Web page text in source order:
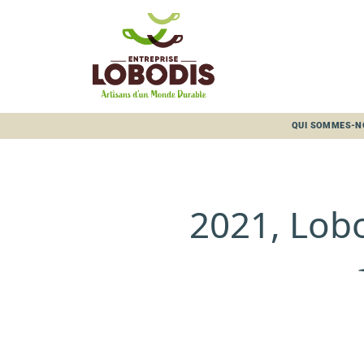
QUI SOMMES-
2021,
Panneau de gestion des cookies